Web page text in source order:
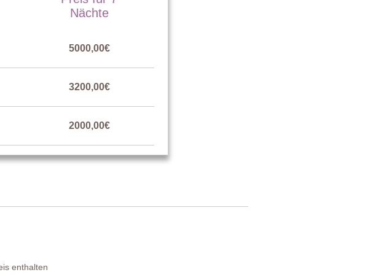
Nächte
5000,00€
3200,00€
2000,00€
enthalten